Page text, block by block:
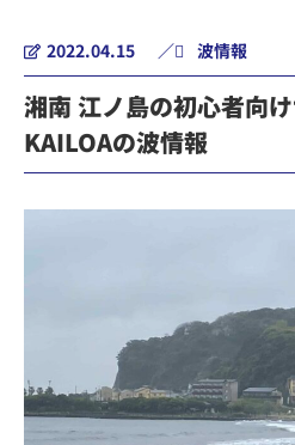
2022.04.15 ／ 波情報
湘南 江ノ島の初心者向
KAILOAの波情報